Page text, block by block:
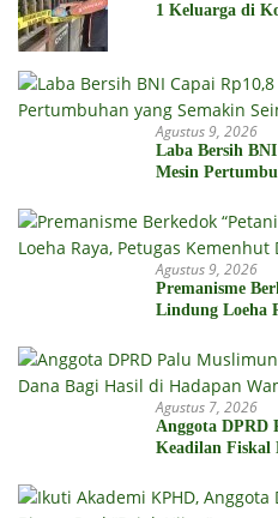
1 Keluarga di
Agustus 9, 2026
Laba Bersih
Mesin
Agustus 9, 2026
Premanisme
Lindung Loeha
Agustus 7, 2026
Anggota DPRD
Keadilan Fiskal